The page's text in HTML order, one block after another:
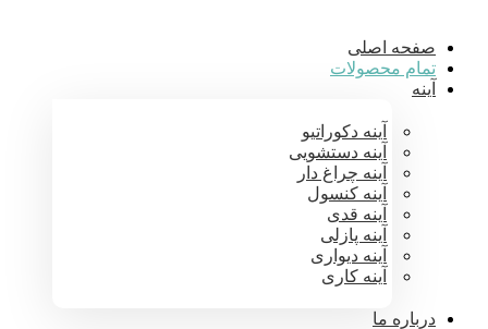
صفحه اصلی
تمام محصولات
آینه
آینه دکوراتیو
آینه دستشویی
آینه چراغ دار
آینه کنسول
آینه قدی
آینه پازلی
آینه دیواری
آینه کاری
درباره ما